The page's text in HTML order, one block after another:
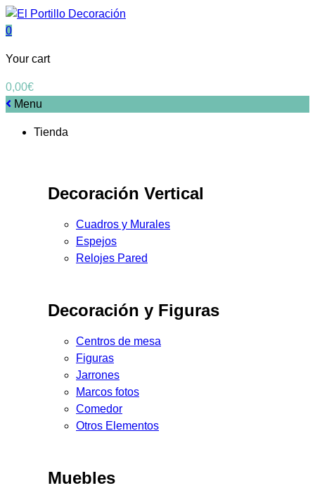
0
Your cart
0,00€
Menu
Tienda
Decoración Vertical
Cuadros y Murales
Espejos
Relojes Pared
Decoración y Figuras
Centros de mesa
Figuras
Jarrones
Marcos fotos
Comedor
Otros Elementos
Muebles